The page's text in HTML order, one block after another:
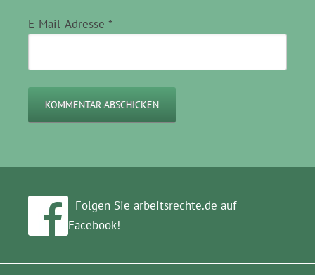
E-Mail-Adresse *
Folgen Sie arbeitsrechte.de auf
Facebook!